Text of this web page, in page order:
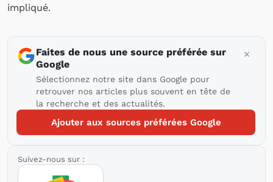
impliqué.
Faites de nous une source préférée sur
Google
Sélectionnez notre site dans Google pour
retrouver nos articles plus souvent en tête de
la recherche et des actualités.
Ajouter aux sources préférées Google
Suivez-nous sur :